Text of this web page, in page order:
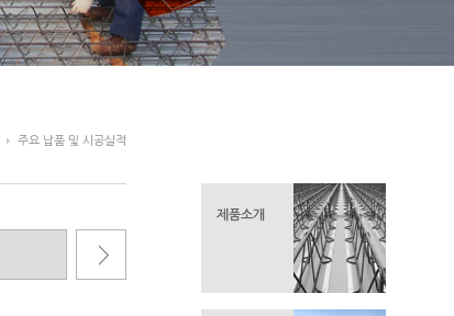
주요 납품 및 시공실적
2020
제품소개